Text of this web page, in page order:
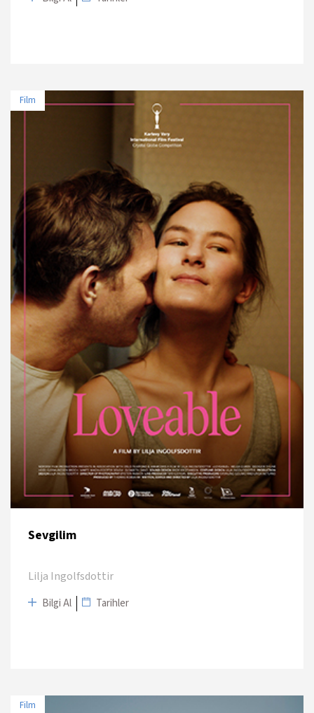
Film
Sevgilim
Lilja Ingolfsdottir
Bilgi Al Tarihler
MEKAN
11 Nisan 2025 - 19:00 Paribu Cineverse Nautilus
12 Nisan 2025 - 16:00 Cinewam City's 7
18 Nisan 2025 - 11:00 Sinematek/Sinema Evi
Film